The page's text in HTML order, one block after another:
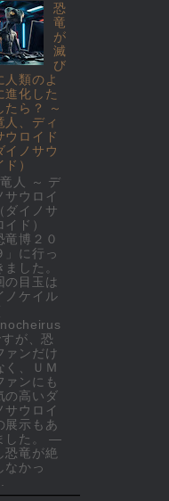
恐
竜
が
滅
び
人類のよ
進化した
たら？ ～
人、ディ
ウロイド
イノサウ
）
人 ～ デ
サウロイ
ダイノサ
イド）
竜博２０
」に行っ
ました。
の目玉は
ノケイル
が、恐
ァンだけ
く、ＵＭ
ァンにも
の高いダ
サウロイ
展示もあ
した。 ―
恐竜が絶
なかっ